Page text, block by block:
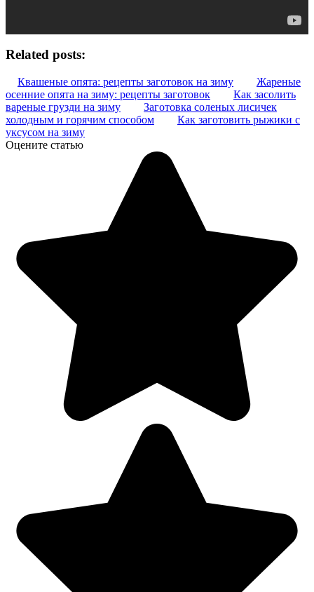
Related posts:
Квашеные опята: рецепты заготовок на зиму
Жареные
осенние опята на зиму: рецепты заготовок
Как засолить
вареные грузди на зиму
Заготовка соленых лисичек
холодным и горячим способом
Как заготовить рыжики с
уксусом на зиму
Оцените статью